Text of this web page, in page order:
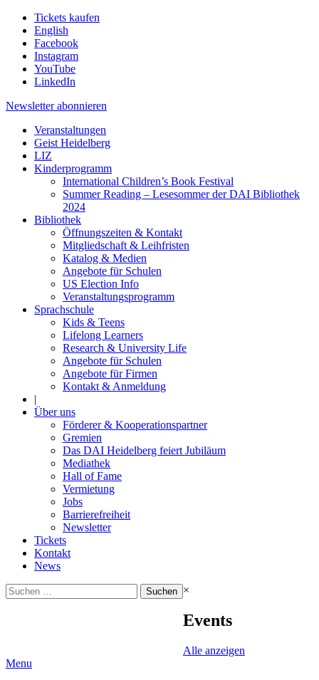
Tickets kaufen
English
Facebook
Instagram
YouTube
LinkedIn
Newsletter abonnieren
Veranstaltungen
Geist Heidelberg
LIZ
Kinderprogramm
International Children’s Book Festival
Summer Reading – Lesesommer der DAI Bibliothek
2024
Bibliothek
Öffnungszeiten & Kontakt
Mitgliedschaft & Leihfristen
Katalog & Medien
Angebote für Schulen
US Election Info
Veranstaltungsprogramm
Sprachschule
Kids & Teens
Lifelong Learners
Research & University Life
Angebote für Schulen
Angebote für Firmen
Kontakt & Anmeldung
|
Über uns
Förderer & Kooperationspartner
Gremien
Das DAI Heidelberg feiert Jubiläum
Mediathek
Hall of Fame
Vermietung
Jobs
Barrierefreiheit
Newsletter
Tickets
Kontakt
News
Suchen
nach:
×
Events
Alle anzeigen
Menu